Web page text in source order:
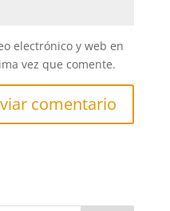
electrónico y web en
vez que comente.